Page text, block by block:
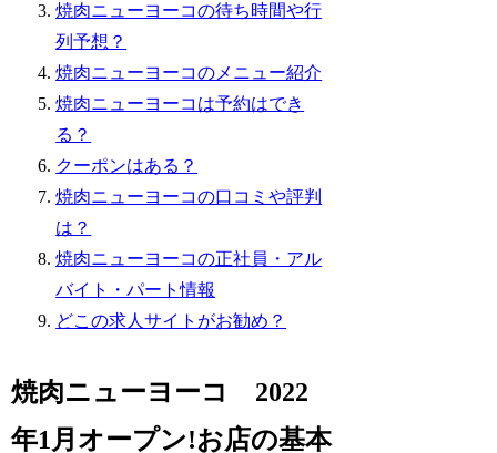
焼肉ニューヨーコの待ち時間や行
列予想？
焼肉ニューヨーコのメニュー紹介
焼肉ニューヨーコは予約はでき
る？
クーポンはある？
焼肉ニューヨーコの口コミや評判
は？
焼肉ニューヨーコの正社員・アル
バイト・パート情報
どこの求人サイトがお勧め？
焼肉ニューヨーコ 2022
年1月オープン!お店の基本